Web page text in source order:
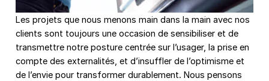
Les projets que nous menons main dans la main avec nos
clients sont toujours une occasion de sensibiliser et de
transmettre notre posture centrée sur l’usager, la prise en
compte des externalités, et d’insuffler de l’optimisme et
de l’envie pour transformer durablement. Nous pensons